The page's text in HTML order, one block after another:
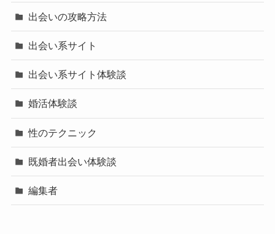
出会いの攻略方法
出会い系サイト
出会い系サイト体験談
婚活体験談
性のテクニック
既婚者出会い体験談
編集者